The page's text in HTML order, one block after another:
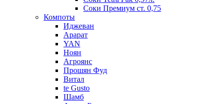
Соки Премиум ст. 0,75
Компоты
Иджеван
Арарат
YAN
Ноян
Агроянс
Прошян Фуд
Витал
te Gusto
Шамб